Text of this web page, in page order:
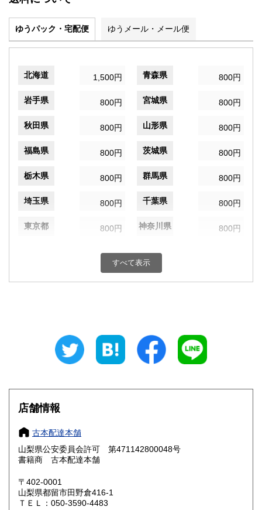
ゆうパック・宅配便 ゆうメール・メール便
北海道 1,500円 青森県 800円
岩手県 800円 宮城県 800円
秋田県 800円 山形県 800円
福島県 800円 茨城県 800円
栃木県 800円 群馬県 800円
埼玉県 800円 千葉県 800円
東京都 800円 神奈川県 800円
800円 富山県
800円 三重県
大阪府
奈良県
鳥取県 800円 島根県
岡山県
山口県 800円
すべて表示
店舗情報
古本配達本舗
山梨県公安委員会許可 第471142800048号
書籍商 古本配達本舗
〒402-0001
山梨県都留市田野倉416-1
ＴＥＬ：050-3590-4483